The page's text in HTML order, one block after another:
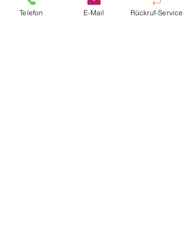
- Ganzkörper-Hyperthermie
Telefon E-Mail Rückruf-Service